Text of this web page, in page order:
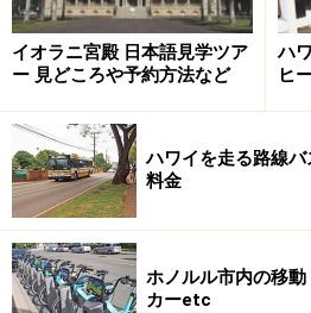
イオラニ宮殿 日本語見学ツア
ー 見どころや予約方法など
ハ
ヒ
ハワイを走る路線バ
料金
ホノルル市内の移
カーetc